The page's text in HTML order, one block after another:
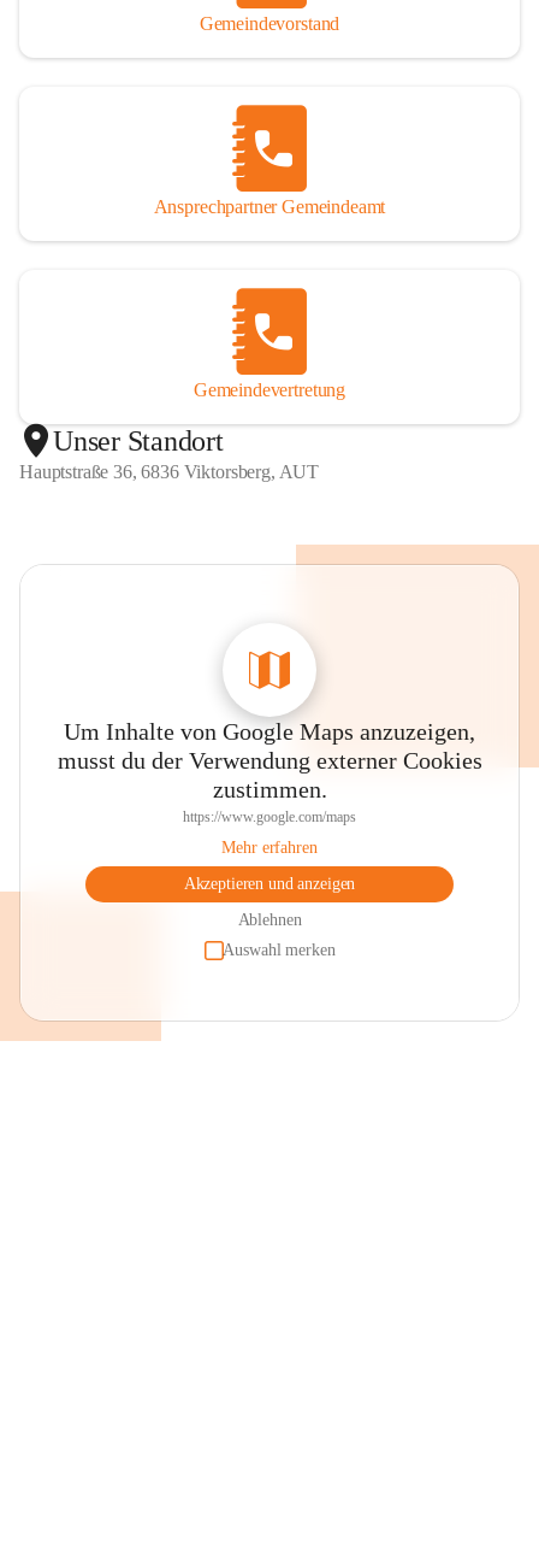
Gemeindevorstand
Ansprechpartner Gemeindeamt
Gemeindevertretung
Unser Standort
Hauptstraße 36, 6836 Viktorsberg, AUT
Um Inhalte von Google Maps anzuzeigen,
musst du der Verwendung externer Cookies
zustimmen.
https://www.google.com/maps
Mehr erfahren
Akzeptieren und anzeigen
Ablehnen
Auswahl merken